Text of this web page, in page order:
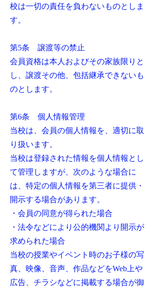
校は一切の責任を負わないものとしま
す。
第5条 譲渡等の禁止
会員資格は本人およびその家族限りと
し、譲渡その他、包括継承できないも
のとします。
第6条 個人情報管理
当校は、会員の個人情報を、適切に取
り扱います。
当校は登録された情報を個人情報とし
て管理しますが、次のような場合に
は、特定の個人情報を第三者に提供・
開示する場合があります。
・会員の同意が得られた場合
・法令などにより公的機関より開示が
求められた場合
当校の授業やイベント時のお子様の写
真、映像、音声、作品などをWeb上や
広告、チラシなどに掲載する場合が御